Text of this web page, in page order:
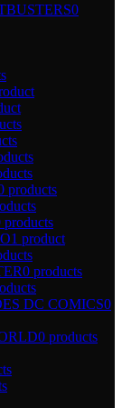
0
products
products
1 product
0 products
DC COMICS0
0 products